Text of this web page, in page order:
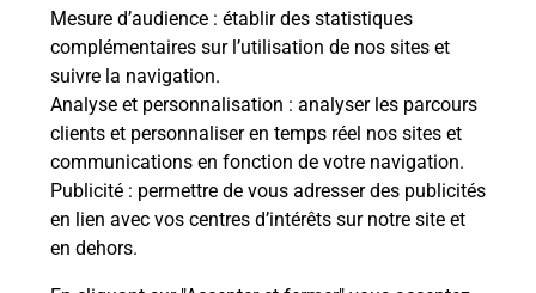
Mesure d’audience : établir des statistiques
complémentaires sur l’utilisation de nos sites et
suivre la navigation.
Analyse et personnalisation : analyser les parcours
clients et personnaliser en temps réel nos sites et
communications en fonction de votre navigation.
Publicité : permettre de vous adresser des publicités
en lien avec vos centres d’intérêts sur notre site et
en dehors.
Boîte aux lettres La Poste
Collecte du courrier aujourd'hui à 08h00
10 Rue Du Tilleul
01200 Injoux Genissiat
Le lien s'ouvre dans un nouvel onglet